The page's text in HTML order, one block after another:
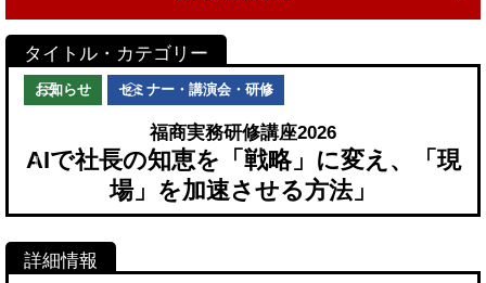
お知らせ セミナー・講演会・研修
福商実務研修講座2026
AIで社長の知恵を「戦略」に変え、「現
場」を加速させる方法」